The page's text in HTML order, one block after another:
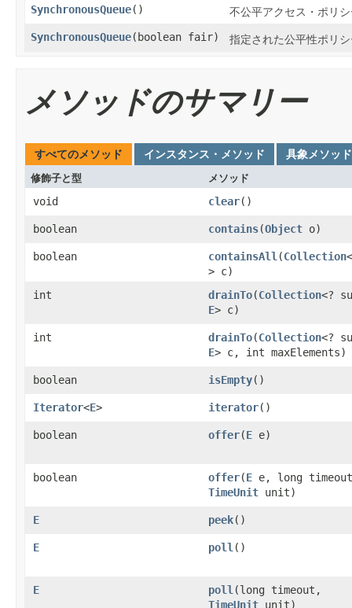
SynchronousQueue()
不公平アクセス・ポリ
SynchronousQueue(boolean fair) 指定された公平性ポリ
メソッドのサマリー
すべてのメソッド インスタンス・メソッド 具象メソッド
修飾子と型 メソッド
void clear()
boolean contains(Object o)
boolean containsAll (Collection
> c)
int
drainTo(Collection<?
E> c)
int drainTo(Collection<?
E> c, int maxElements)
boolean isEmpty()
Iterator<E> iterator()
boolean offer(E e)
boolean offer(E e, long
TimeUnit unit)
E peek()
E poll ()
E poll (long timeout,
TimeUnit unit)